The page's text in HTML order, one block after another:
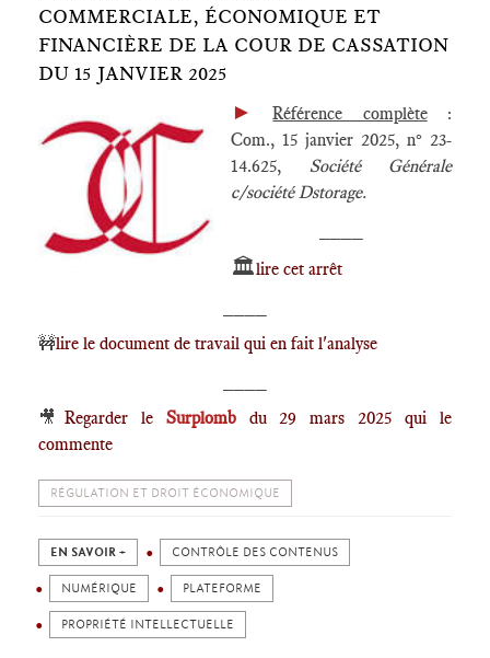
COMMERCIALE, ÉCONOMIQUE ET
FINANCIÈRE DE LA COUR DE CASSATION
DU 15 JANVIER 2025
► Référence complète:
Com., 15 janvier 2025, n° 23-
14.625, Société Générale
c/société Dstorage.
🏛️lire cet arrêt
🚧lire le document de travail qui en fait l'analyse
🎥 Regarder le Surplombdu 29 mars 2025 qui le
commente
RÉGULATION ET DROIT ÉCONOMIQUE
EN SAVOIR + CONTRÔLE DES CONTENUS
NUMÉRIQUE PLATEFORME
PROPRIÉTÉ INTELLECTUELLE